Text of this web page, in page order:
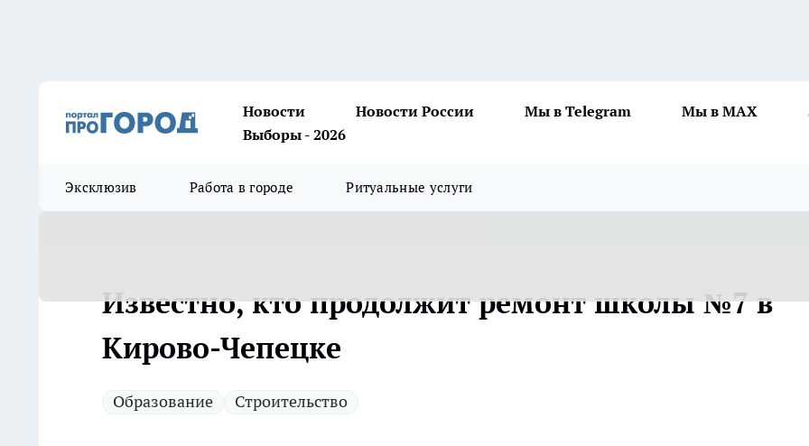
Новости Новости России Мы в Telegram Мы в MAX
Выборы - 2026
Эксклюзив Работа в городе Ритуальные услуги
Известно, кто продолжит ремонт школы №7 в
Кирово-Чепецке
Образование Строительство